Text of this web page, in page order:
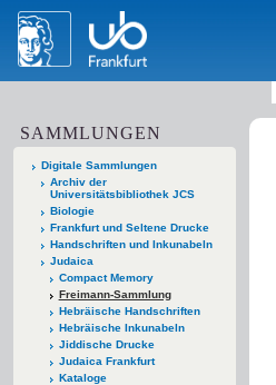
SAMMLUNGEN
Digitale Sammlungen
Archiv der
Universitätsbibliothek JCS
Biologie
Frankfurt und Seltene Drucke
Handschriften und Inkunabeln
Judaica
Compact Memory
Freimann-Sammlung
Hebräische Handschriften
Hebräische Inkunabeln
Jiddische Drucke
Judaica Frankfurt
Kataloge